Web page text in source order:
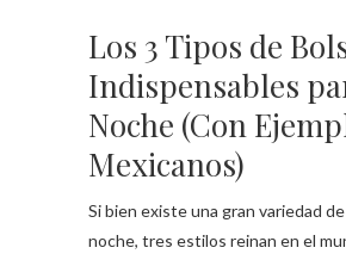
Los 3 Tipos de
Indispensables
Noche (Con
Mexicanos)
Si bien existe una gran variedad
noche, tres estilos reinan en el